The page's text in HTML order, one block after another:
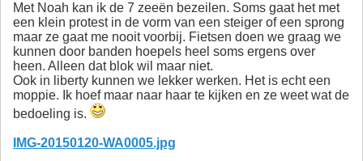
Met Noah kan ik de 7 zeeën bezeilen. Soms gaat het met
een klein protest in de vorm van een steiger of een sprong
maar ze gaat me nooit voorbij. Fietsen doen we graag we
kunnen door banden hoepels heel soms ergens over
heen. Alleen dat blok wil maar niet.
Ook in liberty kunnen we lekker werken. Het is echt een
moppie. Ik hoef maar naar haar te kijken en ze weet wat de
bedoeling is.
IMG-20150120-WA0005.jpg